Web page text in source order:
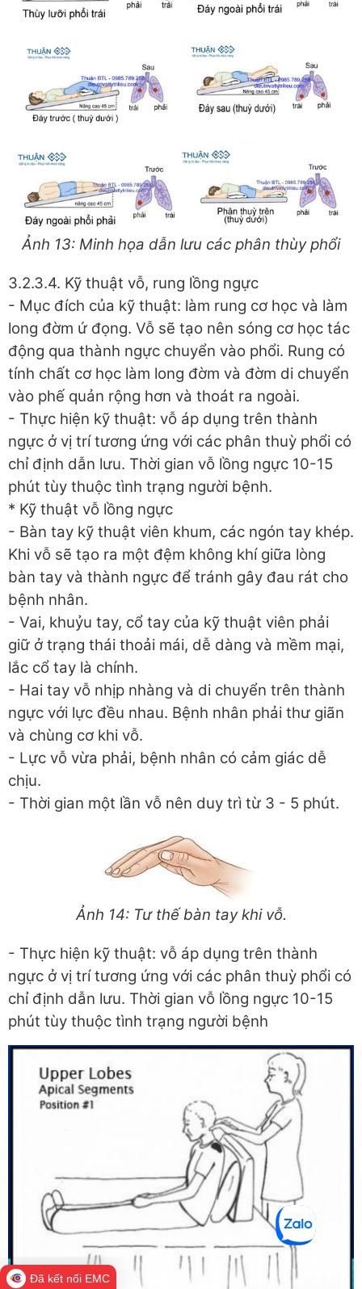
Ảnh 13: Minh họa dẫn lưu các phân thùy phổi
3.2.3.4. Kỹ thuật vỗ, rung lồng ngực
- Mục đích của kỹ thuật: làm rung cơ học và làm
long đờm ứ đọng. Vỗ sẽ tạo nên sóng cơ học tác
động qua thành ngực chuyển vào phổi. Rung có
tính chất cơ học làm long đờm và đờm di chuyển
vào phế quản rộng hơn và thoát ra ngoài.
- Thực hiện kỹ thuật: vỗ áp dụng trên thành
ngực ở vị trí tương ứng với các phân thuỳ phổi có
chỉ định dẫn lưu. Thời gian vỗ lồng ngực 10-15
phút tùy thuộc tình trạng người bệnh.
* Kỹ thuật vỗ lồng ngực
- Bàn tay kỹ thuật viên khum, các ngón tay khép.
Khi vỗ sẽ tạo ra một đệm không khí giữa lòng
bàn tay và thành ngực để tránh gây đau rát cho
bệnh nhân.
- Vai, khuỷu tay, cổ tay của kỹ thuật viên phải
giữ ở trạng thái thoải mái, dễ dàng và mềm mại,
lắc cổ tay là chính.
- Hai tay vỗ nhịp nhàng và di chuyển trên thành
ngực với lực đều nhau. Bệnh nhân phải thư giãn
và chùng cơ khi vỗ.
- Lực vỗ vừa phải, bệnh nhân có cảm giác dễ
chịu.
- Thời gian một lần vỗ nên duy trì từ 3 - 5 phút.
Ảnh 14: Tư thế bàn tay khi vỗ.
- Thực hiện kỹ thuật: vỗ áp dụng trên thành
ngực ở vị trí tương ứng với các phân thuỳ phổi có
chỉ định dẫn lưu. Thời gian vỗ lồng ngực 10-15
phút tùy thuộc tình trạng người bệnh
Đã kết nối EMC